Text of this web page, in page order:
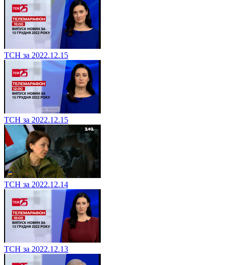
ТСН за 2022.12.15
ТСН за 2022.12.15
ТСН за 2022.12.14
ТСН за 2022.12.13